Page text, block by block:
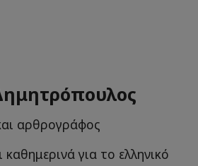
αρθρογράφος
για το ελληνικό